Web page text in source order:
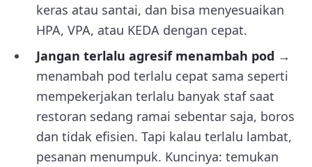
keras atau santai, dan bisa menyesuaikan
HPA, VPA, atau KEDA dengan cepat.
Jangan terlalu agresif menambah pod →
menambah pod terlalu cepat sama seperti
mempekerjakan terlalu banyak staf saat
restoran sedang ramai sebentar saja, boros
dan tidak efisien. Tapi kalau terlalu lambat,
pesanan menumpuk. Kuncinya: temukan